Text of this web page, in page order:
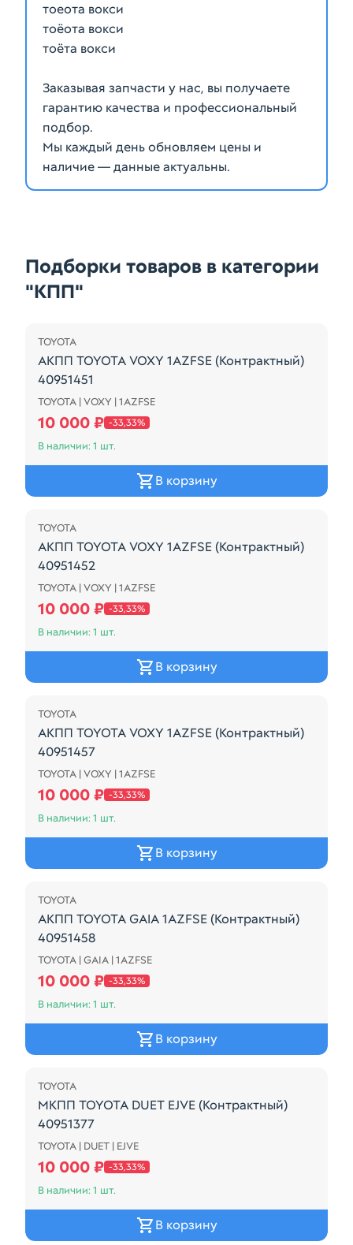
тоеота вокси
тоёота вокси
тоёта вокси
Заказывая запчасти у нас, вы получаете
гарантию качества и профессиональный
подбор.
Мы каждый день обновляем цены и
наличие — данные актуальны.
Подборки товаров в категории
"КПП"
TOYOTA
АКПП TOYOTA VOXY 1AZFSE (Контрактный)
40951451
A248E-01A
TOYOTA | VOXY | 1AZFSE
10 000 ₽ -33,33%
В наличии: 1 шт.
В корзину
Распродажа
TOYOTA
АКПП TOYOTA VOXY 1AZFSE (Контрактный)
40951452
4WD / A248E / ДЕФЕКТ КОРПУСА(СМОТРИТЕ
TOYOTA | VOXY | 1AZFSE
10 000 ₽ -33,33%
В наличии: 1 шт.
В корзину
Распродажа
TOYOTA
АКПП TOYOTA VOXY 1AZFSE (Контрактный)
40951457
A248E-01A
TOYOTA | VOXY | 1AZFSE
10 000 ₽ -33,33%
В наличии: 1 шт.
В корзину
Распродажа
TOYOTA
АКПП TOYOTA GAIA 1AZFSE (Контрактный)
40951458
A248E-01A
TOYOTA | GAIA | 1AZFSE
10 000 ₽ -33,33%
В наличии: 1 шт.
В корзину
Распродажа
TOYOTA
МКПП TOYOTA DUET EJVE (Контрактный)
40951377
МКПП TOYOTA DUET EJVE (Контрактный) 40951377
TOYOTA | DUET | EJVE
10 000 ₽ -33,33%
В наличии: 1 шт.
В корзину
Распродажа